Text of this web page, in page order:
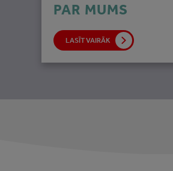
PAR MUMS
LASĪT VAIRĀK